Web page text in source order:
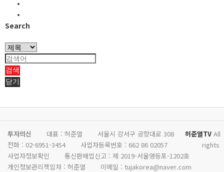
Search
검색
닫기
투자의신 대표 : 허준열
서울시 강서구 공항대로 308
전화 : 02-6951-3454 사업자등록번호 : 662 86 02057
사업자정보확인
통신판매업신고 : 제 2019-서울영등포-1202호
개인정보관리책임자 : 허준열
이메일 : tujakorea@naver.com
허준열TV All
rights